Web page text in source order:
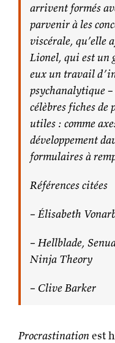
arrivent formés
parvenir à les
viscérale, qu’elle
Lionel, qui est un
eux un travail
psychanalytique –
célèbres fiches de
utiles : comme
développement
formulaires à
Références citées
– Élisabeth
– Hellblade,
Ninja Theory
– Clive Barker
Procrastinationest